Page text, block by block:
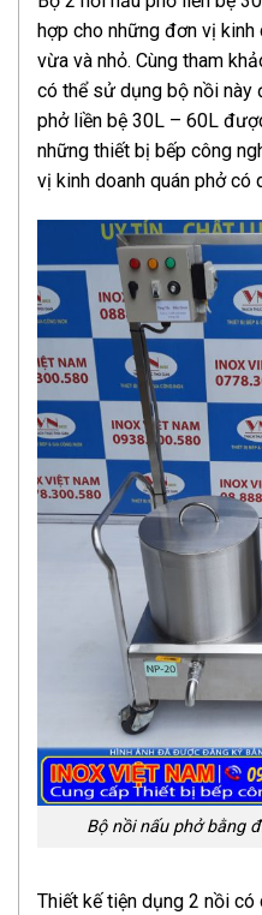
hợp cho những đơn vị kinh
vừa và nhỏ. Cùng tham
có thể sử dụng bộ nồi này
phở liền bệ 30L – 60L
những thiết bị bếp công
vị kinh doanh quán phở có
Bộ nồi nấu phở bằng
Thiết kế tiện dụng 2 nồi